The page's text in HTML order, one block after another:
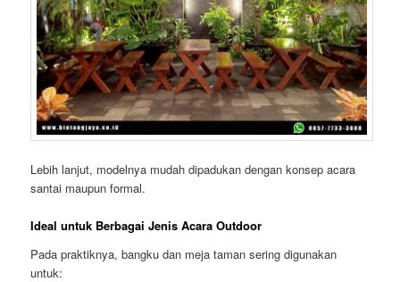
Lebih lanjut, modelnya mudah dipadukan dengan konsep acara
santai maupun formal.
Ideal untuk Berbagai Jenis Acara Outdoor
Pada praktiknya, bangku dan meja taman sering digunakan
untuk: